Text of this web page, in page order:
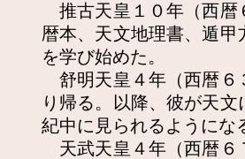
推古天皇１０年（西暦
暦本、天文地理書、遁
を学び始めた。
舒明天皇４年（西暦６
り帰る。以降、彼が天
紀中に見られるようにな
天武天皇４年（西暦６